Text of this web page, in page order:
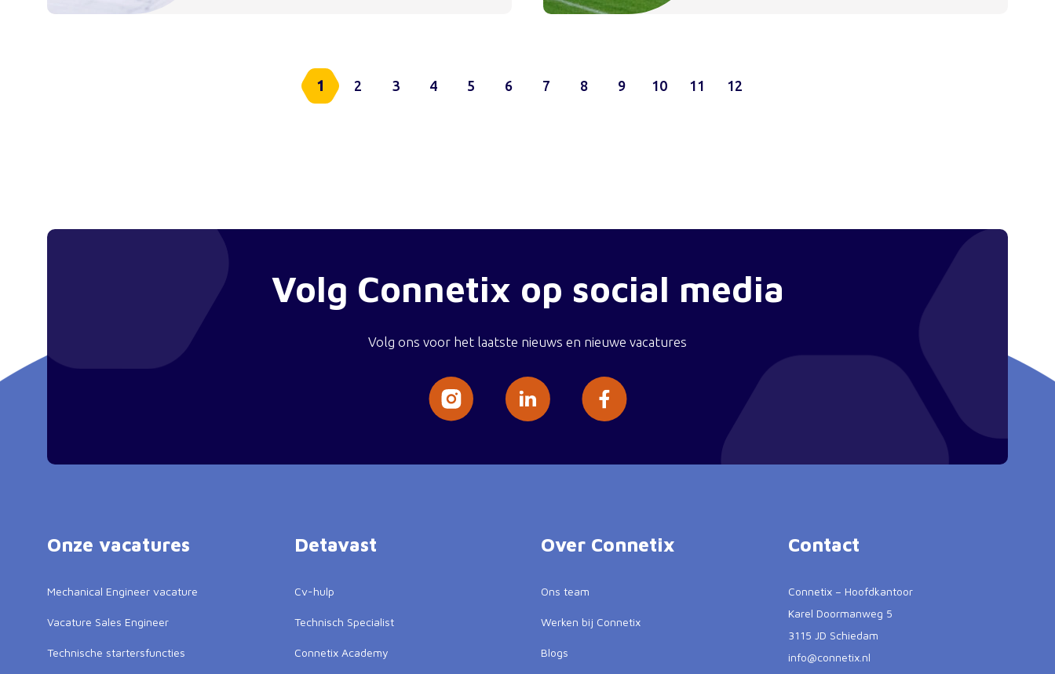
1 2 3 4 5 6 7 8 9 10 11 12
Volg Connetix op social media
Volg ons voor het laatste nieuws en nieuwe vacatures
Onze vacatures
Mechanical Engineer vacature
Vacature Sales Engineer
Technische startersfuncties
Detavast
Cv-hulp
Technisch Specialist
Connetix Academy
Over Connetix
Ons team
Werken bij Connetix
Blogs
Contact
Connetix – Hoofdkantoor
Karel Doormanweg 5
3115 JD Schiedam
info@connetix.nl